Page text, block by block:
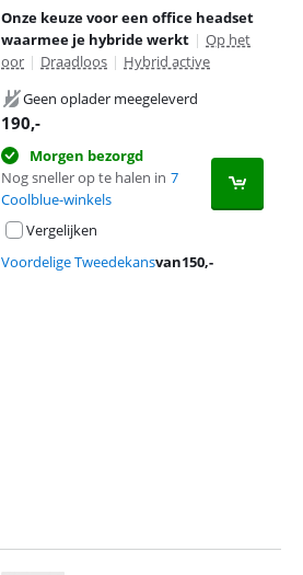
Onze keuze voor een office headset
waarmee je hybride werkt | Op het
oor | Draadloos | Hybrid active
Geen oplader meegeleverd
190,-
Morgen bezorgd
Nog sneller op te halen in 7
Coolblue-winkels
Vergelijken
Voordelige Tweedekansvan150,-